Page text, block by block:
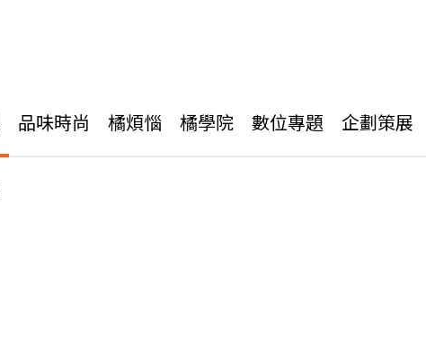
品味時尚 橘煩惱 橘學院 數位專題 企劃策展